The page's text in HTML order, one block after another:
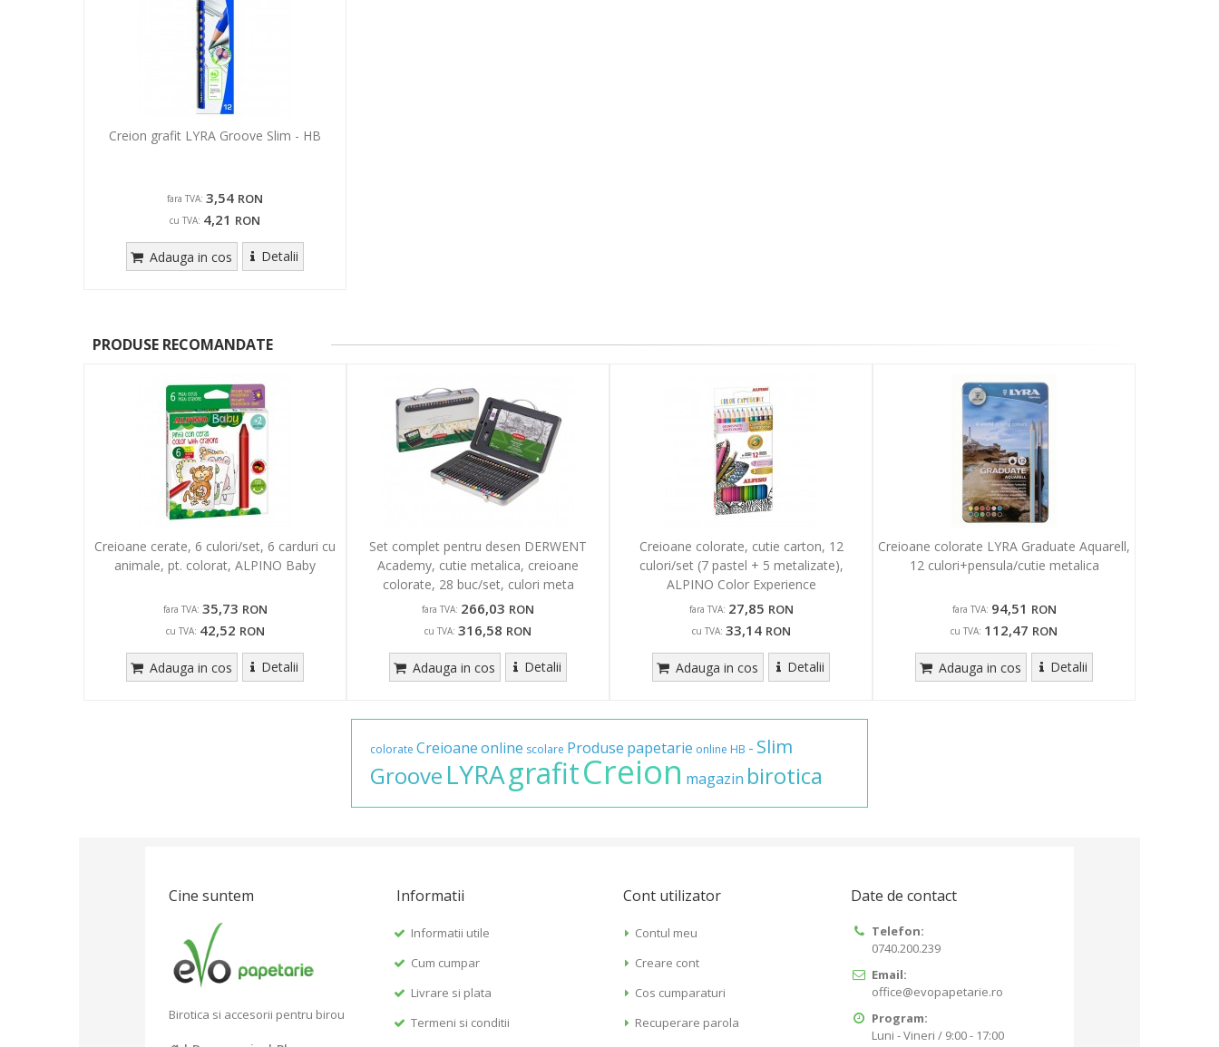
Creion grafit LYRA Groove Slim - HB
fara TVA: 3,54 RON
cu TVA: 4,21 RON
Adauga in cos Detalii
PRODUSE RECOMANDATE
Creioane cerate, 6 culori/set, 6 carduri cu
animale, pt. colorat, ALPINO Baby
fara TVA: 35,73 RON
cu TVA: 42,52 RON
Adauga in cos Detalii
Set complet pentru desen DERWENT
Academy, cutie metalica, creioane
colorate, 28 buc/set, culori meta
fara TVA: 266,03 RON
cu TVA: 316,58 RON
Adauga in cos Detalii
Creioane colorate, cutie carton, 12
culori/set (7 pastel + 5 metalizate),
ALPINO Color Experience
fara TVA: 27,85 RON
cu TVA: 33,14 RON
Adauga in cos Detalii
Creioane colorate LYRA Graduate Aquarell,
12 culori+pensula/cutie metalica
fara TVA: 94,51 RON
cu TVA: 112,47 RON
Adauga in cos Detalii
colorate Creioaneonline scolare Produse papetarie online HB - Slim
Groove LYRAgrafitCreion magazin birotica
Cine suntem
Birotica si accesorii pentru birou
Informatii
Informatii utile
Cum cumpar
Livrare si plata
Termeni si conditii
Cont utilizator
Contul meu
Creare cont
Cos cumparaturi
Recuperare parola
Date de contact
Telefon:
0740.200.239
Email:
office@evopapetarie.ro
Program:
Luni - Vineri / 9:00 - 17:00